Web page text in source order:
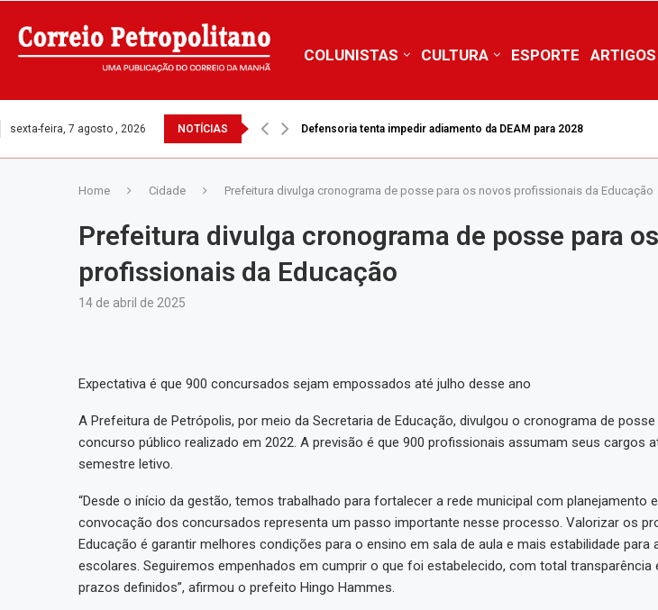
COLUNISTAS CULTURA ESPORTE ARTIGOS
sexta-feira, 7 agosto , 2026 NOTÍCIAS Defensoria tenta impedir adiamento da DEAM para 2028
Home Cidade Prefeitura divulga cronograma de posse para os novos profissionais da Educação
Prefeitura divulga cronograma de posse para
profissionais da Educação
14 de abril de 2025
Expectativa é que 900 concursados sejam empossados até julho desse ano
A Prefeitura de Petrópolis, por meio da Secretaria de Educação, divulgou o cronograma de
concurso público realizado em 2022. A previsão é que 900 profissionais assumam seus cargos
semestre letivo.
“Desde o início da gestão, temos trabalhado para fortalecer a rede municipal com planejamento
convocação dos concursados representa um passo importante nesse processo. Valorizar os
Educação é garantir melhores condições para o ensino em sala de aula e mais estabilidade para
escolares. Seguiremos empenhados em cumprir o que foi estabelecido, com total transparência
prazos definidos”, afirmou o prefeito Hingo Hammes.